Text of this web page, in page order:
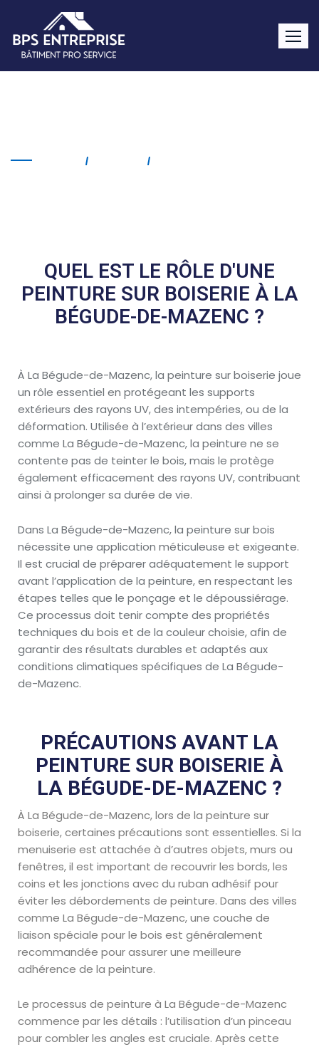
QUEL EST LE RÔLE D'UNE
PEINTURE SUR BOISERIE À LA
BÉGUDE-DE-MAZENC ?
À La Bégude-de-Mazenc, la peinture sur boiserie joue
un rôle essentiel en protégeant les supports
extérieurs des rayons UV, des intempéries, ou de la
déformation. Utilisée à l’extérieur dans des villes
comme La Bégude-de-Mazenc, la peinture ne se
contente pas de teinter le bois, mais le protège
également efficacement des rayons UV, contribuant
ainsi à prolonger sa durée de vie.
Dans La Bégude-de-Mazenc, la peinture sur bois
nécessite une application méticuleuse et exigeante.
Il est crucial de préparer adéquatement le support
avant l’application de la peinture, en respectant les
étapes telles que le ponçage et le dépoussiérage.
Ce processus doit tenir compte des propriétés
techniques du bois et de la couleur choisie, afin de
garantir des résultats durables et adaptés aux
conditions climatiques spécifiques de La Bégude-
de-Mazenc.
PRÉCAUTIONS AVANT LA
PEINTURE SUR BOISERIE À
LA BÉGUDE-DE-MAZENC ?
À La Bégude-de-Mazenc, lors de la peinture sur
boiserie, certaines précautions sont essentielles. Si la
menuiserie est attachée à d’autres objets, murs ou
fenêtres, il est important de recouvrir les bords, les
coins et les jonctions avec du ruban adhésif pour
éviter les débordements de peinture. Dans des villes
comme La Bégude-de-Mazenc, une couche de
liaison spéciale pour le bois est généralement
recommandée pour assurer une meilleure
adhérence de la peinture.
Le processus de peinture à La Bégude-de-Mazenc
commence par les détails : l’utilisation d’un pinceau
pour combler les angles est cruciale. Après cette